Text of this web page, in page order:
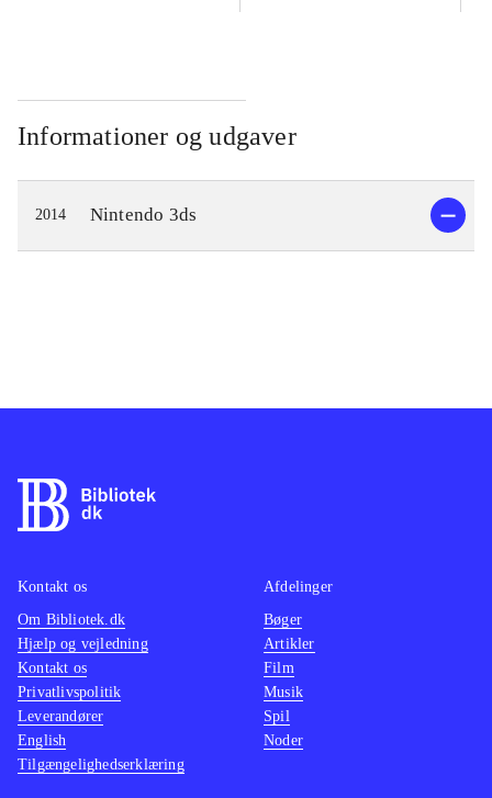
Informationer og udgaver
2014 Nintendo 3ds
Kontakt os
Om Bibliotek.dk
Hjælp og vejledning
Kontakt os
Privatlivspolitik
Leverandører
English
Tilgængelighedserklæring
Afdelinger
Bøger
Artikler
Film
Musik
Spil
Noder